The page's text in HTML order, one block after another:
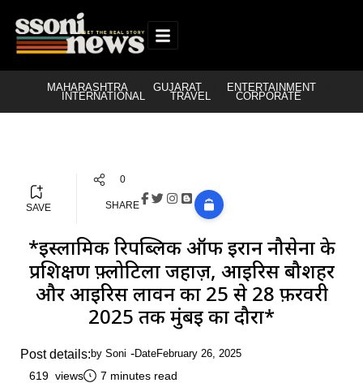
MAHARASHTRA GUJARAT ENTERTAINMENT
INTERNATIONAL TRAVEL CORPORATE
SAVE
0
SHARE
*इस्लामिक रिपब्लिक ऑफ ईरान नौसेना के
प्रशिक्षण फ़्लोटिला जहाज़, आइरिस बौशहर
और आइरिस लावन का 25 से 28 फ़रवरी
2025 तक मुंबई का दौरा*
Post details: by Soni DateFebruary 26, 2025
619 views 7 minutes read